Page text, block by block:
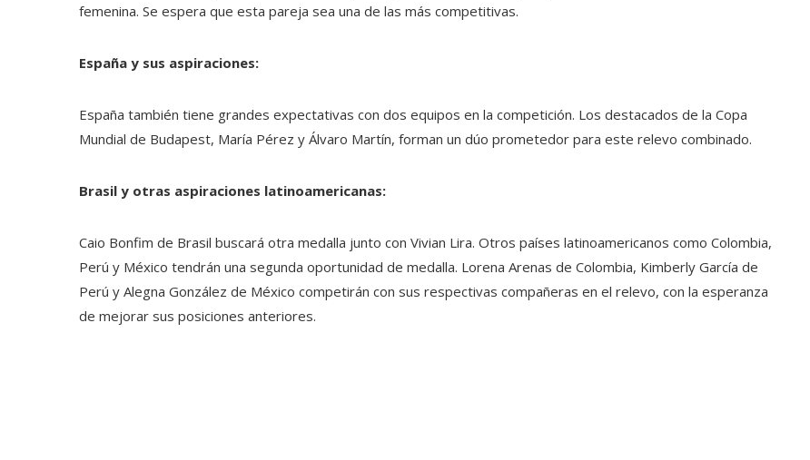
femenina. Se espera que esta pareja sea una de las más competitivas.
España y sus aspiraciones:
España también tiene grandes expectativas con dos equipos en la competición. Los destacados de la Copa
Mundial de Budapest, María Pérez y Álvaro Martín, forman un dúo prometedor para este relevo combinado.
Brasil y otras aspiraciones latinoamericanas:
Caio Bonfim de Brasil buscará otra medalla junto con Vivian Lira. Otros países latinoamericanos como Colombia,
Perú y México tendrán una segunda oportunidad de medalla. Lorena Arenas de Colombia, Kimberly García de
Perú y Alegna González de México competirán con sus respectivas compañeras en el relevo, con la esperanza
de mejorar sus posiciones anteriores.